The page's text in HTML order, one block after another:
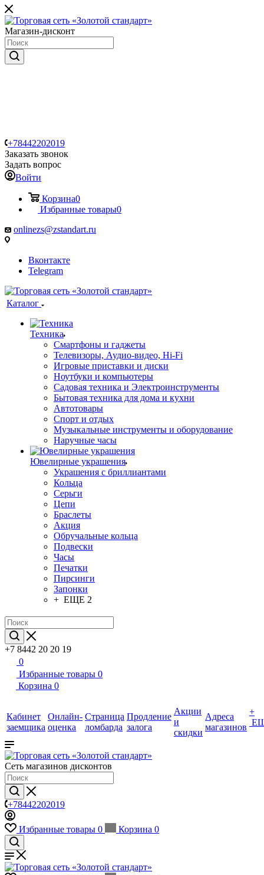
Магазин-дисконт
+78442202019
Заказать звонок
Задать вопрос
Войти
Корзина0
Избранные товары0
onlinezs@zstandart.ru
Вконтакте
Telegram
Каталог
Техника
Смартфоны и гаджеты
Телевизоры, Аудио-видео, Hi-Fi
Игровые приставки и диски
Ноутбуки и компьютеры
Садовая техника и Электроинструменты
Бытовая техника для дома и кухни
Автотовары
Спорт и отдых
Музыкальные инструменты и оборудование
Наручные часы
Ювелирные украшения
Украшения с бриллиантами
Кольца
Серьги
Цепи
Браслеты
Акция
Обручальные кольца
Подвески
Часы
Печатки
Пирсинги
Запонки
+ ЕЩЕ 2
+7 8442 20 20 19
0
Избранные товары 0
Корзина 0
Кабинет
заемщика
Онлайн-
оценка
Страница
ломбарда
Продление
залога
Акции
и
скидки
Адреса
магазинов
+
Сеть магазинов дисконтов
+78442202019
Избранные товары 0 Корзина 0